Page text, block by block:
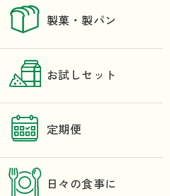
製菓・製パン
お試しセット
定期便
日々の食事に